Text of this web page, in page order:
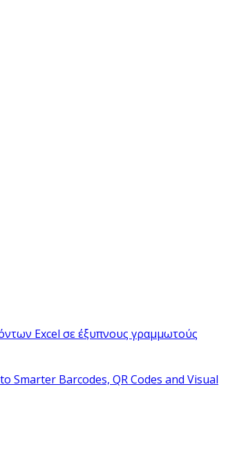
Excel σε έξυπνους γραμμωτούς
Smarter Barcodes, QR Codes and Visual